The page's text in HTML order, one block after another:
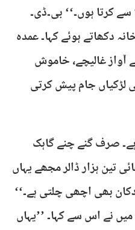
سے کرتا ہوں۔‘‘ بی۔ڈی۔
دکھاتے ہوئے کہا۔ عمدہ
غالیچے، خاموش
لڑکیاں جام پیش کرتی
صرف گنے چنے گاہک
تین ہزار ڈالر مجھے یہاں
بھی اچھی چلتی ہے۔‘‘
نے اس سے کہا۔ ’’یہاں